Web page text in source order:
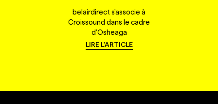
belairdirect s'associe à
Croissound dans le cadre
d'Osheaga
LIRE L'ARTICLE